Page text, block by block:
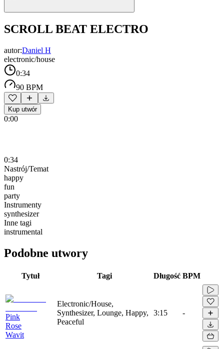
SCROLL BEAT ELECTRO
autor:Daniel H
electronic/house
0:34
90 BPM
Kup utwór
0:00
0:34
Nastrój/Temat
happy
fun
party
Instrumenty
synthesizer
Inne tagi
instrumental
Podobne utwory
Tytuł Tagi Długość BPM
Pink
Rose
Wavit
Electronic/House,
Synthesizer, Lounge, Happy,
Peaceful
3:15 -